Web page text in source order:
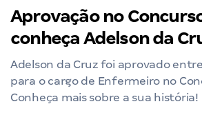
Aprovação no
conheça Adelson da
Adelson da Cruz foi aprovado
para o cargo de Enfermeiro no
Conheça mais sobre a sua história!